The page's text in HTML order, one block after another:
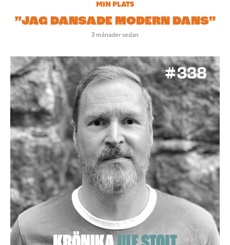
MIN PLATS
”JAG DANSADE MODERN DANS”
3 månader sedan